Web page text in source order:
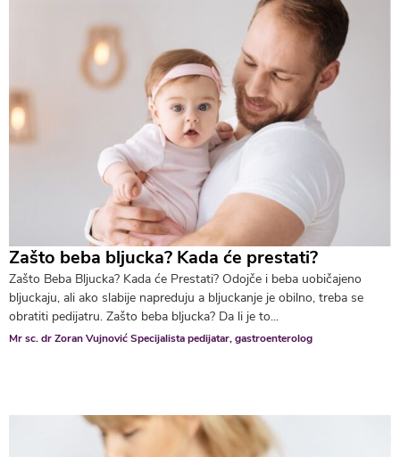
Zašto beba bljucka? Kada će prestati?
Zašto Beba Bljucka? Kada će Prestati? Odojče i beba uobičajeno
bljuckaju, ali ako slabije napreduju a bljuckanje je obilno, treba se
obratiti pedijatru. Zašto beba bljucka? Da li je to...
Mr sc. dr Zoran Vujnović Specijalista pedijatar, gastroenterolog